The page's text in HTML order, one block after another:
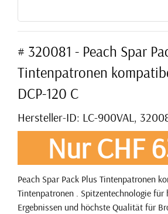
# 320081 - Peach Spar
Tintenpatronen
DCP-120 C
Hersteller-ID: LC-900VAL,
Nur CHF
Peach Spar Pack Plus Tintenpatronen
Tintenpatronen . Spitzentechnologie für
Ergebnissen und höchste Qualität für